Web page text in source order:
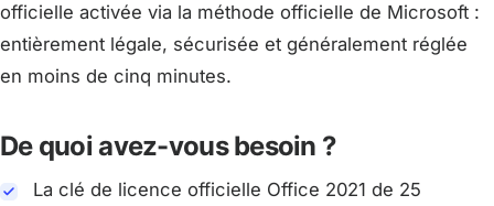
officielle activée via la méthode officielle de Microsoft :
entièrement légale, sécurisée et généralement réglée
en moins de cinq minutes.
De quoi avez-vous besoin ?
La clé de licence officielle Office 2021 de 25